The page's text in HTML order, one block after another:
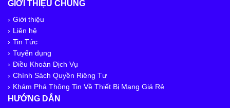
GIỚI THIỆU CHUNG
Giới thiệu
Liên hệ
Tin Tức
Tuyển dụng
Điều Khoản Dịch Vụ
Chính Sách Quyền Riêng Tư
Khám Phá Thông Tin Về Thiết Bị Mạng Giá Rẻ
HƯỚNG DẪN